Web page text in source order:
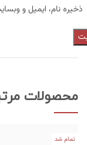
ذخیره نام، ایمیل و
محصولات
تمام شد